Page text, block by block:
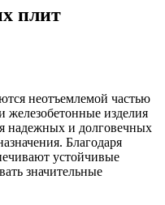
плит
неотъемлемой частью
железобетонные изделия
надежных и долговечных
Благодаря
устойчивые
значительные